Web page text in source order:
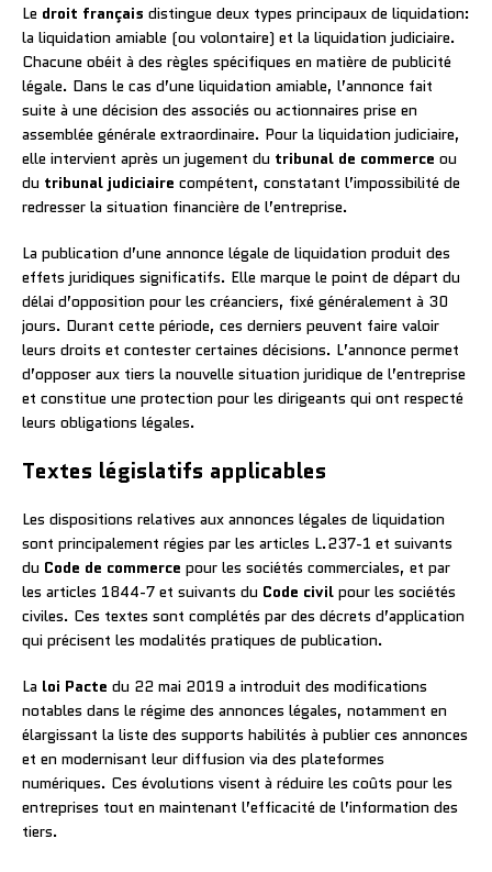
Le droit français distingue deux types principaux de liquidation:
la liquidation amiable (ou volontaire) et la liquidation judiciaire.
Chacune obéit à des règles spécifiques en matière de publicité
légale. Dans le cas d’une liquidation amiable, l’annonce fait
suite à une décision des associés ou actionnaires prise en
assemblée générale extraordinaire. Pour la liquidation judiciaire,
elle intervient après un jugement du tribunal de commerce ou
du tribunal judiciaire compétent, constatant l’impossibilité de
redresser la situation financière de l’entreprise.
La publication d’une annonce légale de liquidation produit des
effets juridiques significatifs. Elle marque le point de départ du
délai d’opposition pour les créanciers, fixé généralement à 30
jours. Durant cette période, ces derniers peuvent faire valoir
leurs droits et contester certaines décisions. L’annonce permet
d’opposer aux tiers la nouvelle situation juridique de l’entreprise
et constitue une protection pour les dirigeants qui ont respecté
leurs obligations légales.
Textes législatifs applicables
Les dispositions relatives aux annonces légales de liquidation
sont principalement régies par les articles L.237-1 et suivants
du Code de commerce pour les sociétés commerciales, et par
les articles 1844-7 et suivants du Code civil pour les sociétés
civiles. Ces textes sont complétés par des décrets d’application
qui précisent les modalités pratiques de publication.
La loi Pacte du 22 mai 2019 a introduit des modifications
notables dans le régime des annonces légales, notamment en
élargissant la liste des supports habilités à publier ces annonces
et en modernisant leur diffusion via des plateformes
numériques. Ces évolutions visent à réduire les coûts pour les
entreprises tout en maintenant l’efficacité de l’information des
tiers.